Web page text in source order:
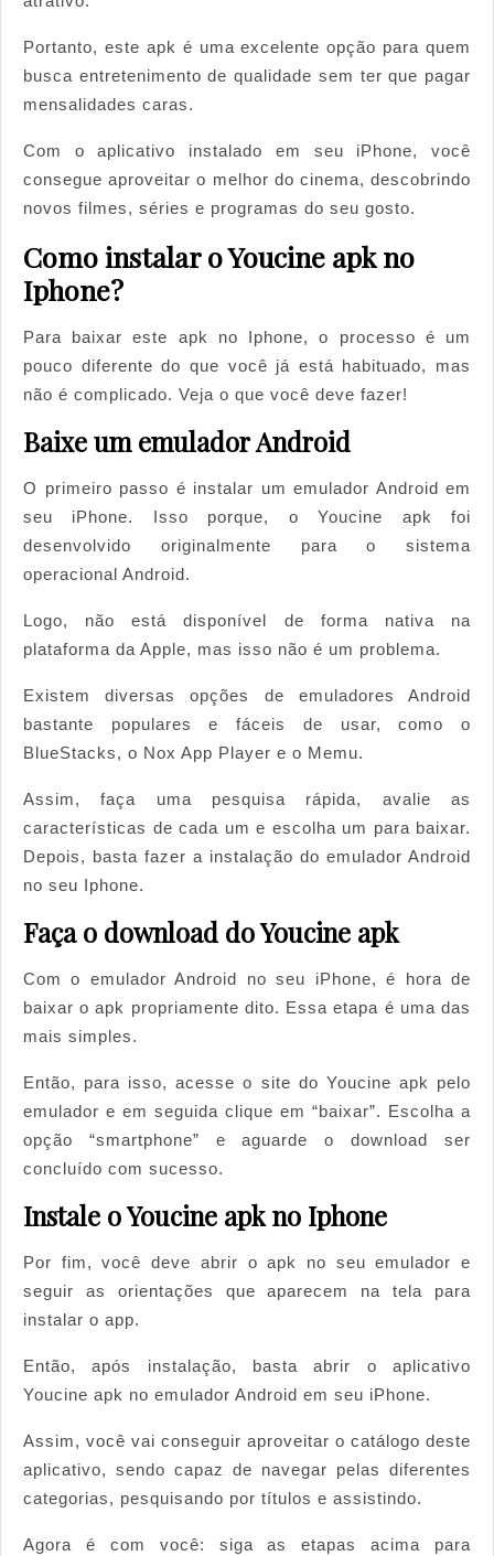
Portanto, este apk é uma excelente opção para quem
busca entretenimento de qualidade sem ter que pagar
mensalidades caras.
Com o aplicativo instalado em seu iPhone, você
consegue aproveitar o melhor do cinema, descobrindo
novos filmes, séries e programas do seu gosto.
Como instalar o Youcine apk no
Iphone?
Para baixar este apk no Iphone, o processo é um
pouco diferente do que você já está habituado, mas
não é complicado. Veja o que você deve fazer!
Baixe um emulador Android
O primeiro passo é instalar um emulador Android em
seu iPhone. Isso porque, o Youcine apk foi
desenvolvido originalmente para o sistema
operacional Android.
Logo, não está disponível de forma nativa na
plataforma da Apple, mas isso não é um problema.
Existem diversas opções de emuladores Android
bastante populares e fáceis de usar, como o
BlueStacks, o Nox App Player e o Memu.
Assim, faça uma pesquisa rápida, avalie as
características de cada um e escolha um para baixar.
Depois, basta fazer a instalação do emulador Android
no seu Iphone.
Faça o download do Youcine apk
Com o emulador Android no seu iPhone, é hora de
baixar o apk propriamente dito. Essa etapa é uma das
mais simples.
Então, para isso, acesse o site do Youcine apk pelo
emulador e em seguida clique em “baixar”. Escolha a
opção “smartphone” e aguarde o download ser
concluído com sucesso.
Instale o Youcine apk no Iphone
Por fim, você deve abrir o apk no seu emulador e
seguir as orientações que aparecem na tela para
instalar o app.
Então, após instalação, basta abrir o aplicativo
Youcine apk no emulador Android em seu iPhone.
Assim, você vai conseguir aproveitar o catálogo deste
aplicativo, sendo capaz de navegar pelas diferentes
categorias, pesquisando por títulos e assistindo.
Agora é com você: siga as etapas acima para